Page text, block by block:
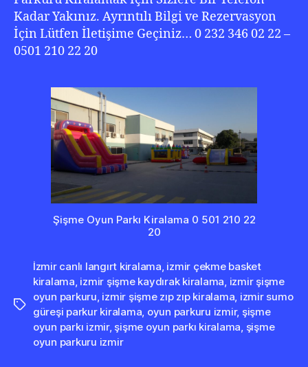
Kadar Yakınız. Ayrıntılı Bilgi ve Rezervasyon
İçin Lütfen İletişime Geçiniz… 0 232 346 02 22 –
0501 210 22 20
Şişme Oyun Parkı Kiralama 0 501 210 22
20
Etiketler
İzmir canlı langırt kiralama, izmir çekme basket
kiralama, izmir şişme kaydırak kiralama, izmir şişme
oyun parkuru, izmir şişme zıp zıp kiralama, izmir sumo
güreşi parkur kiralama, oyun parkuru izmir, şişme
oyun parkı izmir, şişme oyun parkı kiralama, şişme
oyun parkuru izmir